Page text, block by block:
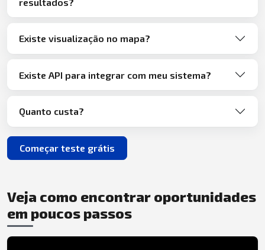
Existe visualização no mapa?
Existe API para integrar com meu sistema?
Quanto custa?
Começar teste grátis
Veja como encontrar oportunidades
em poucos passos